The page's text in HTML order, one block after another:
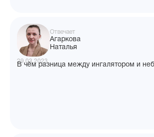
Отвечает
Агаркова
Наталья
29.03.2023
В чём разница между ингалятором и